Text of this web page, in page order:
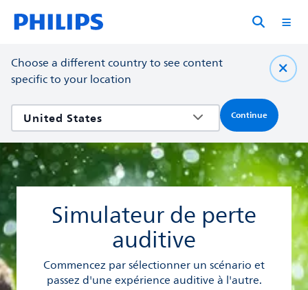
Choose a different country to see content
specific to your location
Continue
Simulateur de perte
auditive
Commencez par sélectionner un scénario et
passez d'une expérience auditive à l'autre.